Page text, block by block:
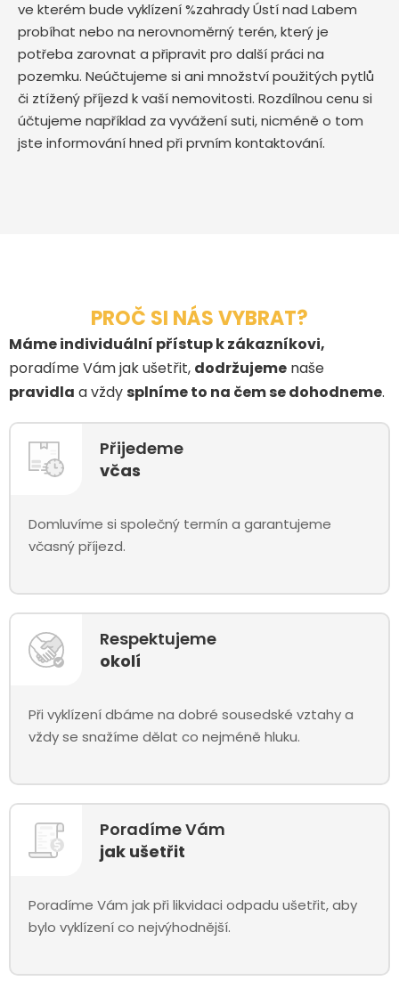
ve kterém bude vyklízení %zahrady Ústí nad Labem
probíhat nebo na nerovnoměrný terén, který je
potřeba zarovnat a připravit pro další práci na
pozemku. Neúčtujeme si ani množství použitých pytlů
či ztížený příjezd k vaší nemovitosti. Rozdílnou cenu si
účtujeme například za vyvážení suti, nicméně o tom
jste informování hned při prvním kontaktování.
PROČ SI NÁS VYBRAT?
Máme individuální přístup k zákazníkovi,
poradíme Vám jak ušetřit, dodržujeme naše
pravidla a vždy splníme to na čem se dohodneme.
Přijedeme
včas
Domluvíme si společný termín a garantujeme
včasný příjezd.
Respektujeme
okolí
Při vyklízení dbáme na dobré sousedské vztahy a
vždy se snažíme dělat co nejméně hluku.
Poradíme Vám
jak ušetřit
Poradíme Vám jak při likvidaci odpadu ušetřit, aby
bylo vyklízení co nejvýhodnější.